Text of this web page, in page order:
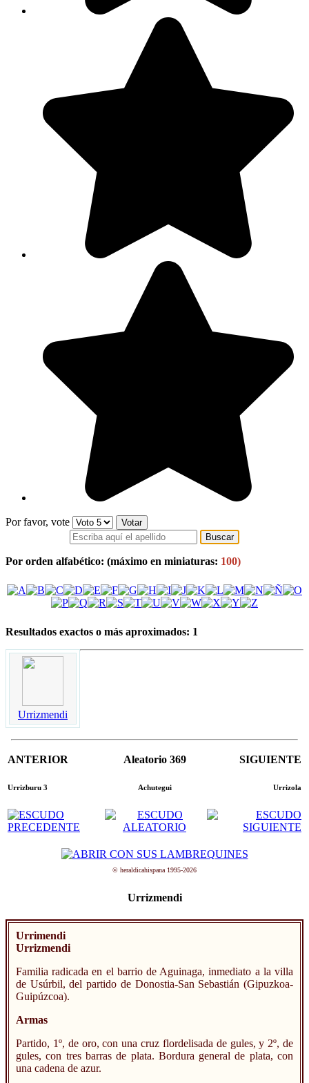
Por favor, vote
Por orden alfabético: (máximo en miniaturas: 100)
Resultados exactos o más aproximados: 1
Urrizmendi
ANTERIOR
Urrizburu 3
Aleatorio 369
Achutegui
SIGUIENTE
Urrizola
© heraldicahispana 1995-2026
Urrizmendi
Urrimendi
Urrizmendi
Familia radicada en el barrio de Aguinaga, inmediato a la villa
de Usúrbil, del partido de Donostia-San Sebastián (Gipuzkoa-
Guipúzcoa).
Armas
Partido, 1º, de oro, con una cruz flordelisada de gules, y 2º, de
gules, con tres barras de plata. Bordura general de plata, con
una cadena de azur.